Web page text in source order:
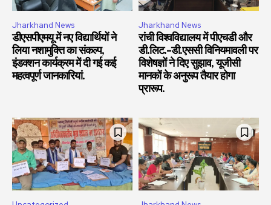
Jharkhand News
डीएसपीएमयू में नए विद्यार्थियों ने
लिया नशामुक्ति का संकल्प,
इंडक्शन कार्यक्रम में दी गई कई
महत्वपूर्ण जानकारियां.
Jharkhand News
रांची विश्वविद्यालय में पीएचडी और
डी.लिट.-डी.एससी विनियमावली पर
विशेषज्ञों ने दिए सुझाव, यूजीसी
मानकों के अनुरूप तैयार होगा
प्रारूप.